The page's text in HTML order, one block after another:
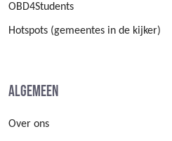
OBD4Students
Hotspots (gemeentes in de kijker)
Algemeen
Over ons